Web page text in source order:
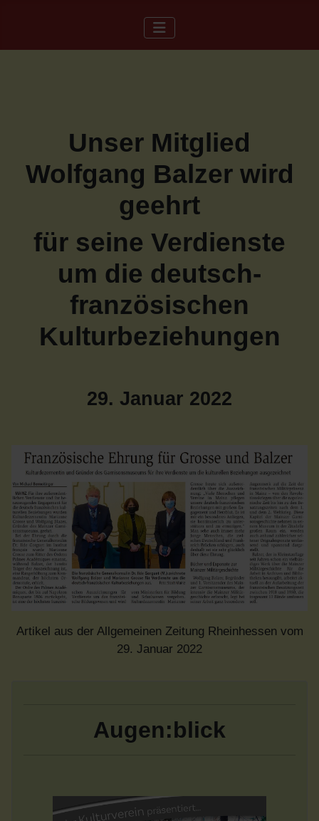
Unser Mitglied
Wolfgang Balzer wird
geehrt
für seine Verdienste
um die deutsch-
französischen
Kulturbeziehungen
29. Januar 2022
Artikel aus der Allgemeinen Zeitung Rheinhessen vom
29. Januar 2022
Augen:blick